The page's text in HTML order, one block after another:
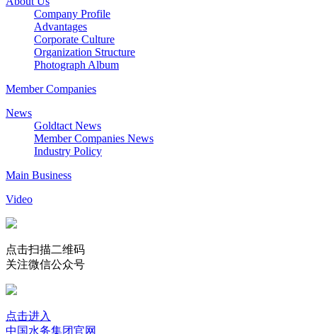
Company Profile
Advantages
Corporate Culture
Organization Structure
Photograph Album
Member Companies
News
Goldtact News
Member Companies News
Industry Policy
Main Business
Video
点击扫描二维码
关注微信公众号
点击进入
中国水务集团官网